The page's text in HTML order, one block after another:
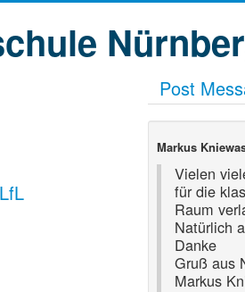
Post
Markus
Vielen
für die
Raum
Natürlich
Danke
Gruß aus
Markus